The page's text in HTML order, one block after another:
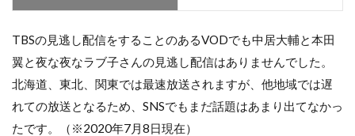
TBSの見逃し配信をすることのあるVODでも中居大輔と本田
翼と夜な夜なラブ子さんの見逃し配信はありませんでした。
北海道、東北、関東では最速放送されますが、他地域では遅
れての放送となるため、SNSでもまだ話題はあまり出てなかっ
たです。（※2020年7月8日現在）